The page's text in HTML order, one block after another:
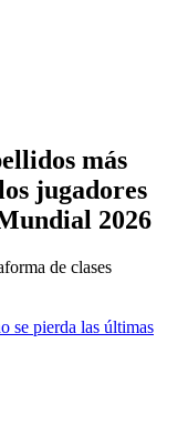
más
jugadores
2026
de clases
se pierda las últimas